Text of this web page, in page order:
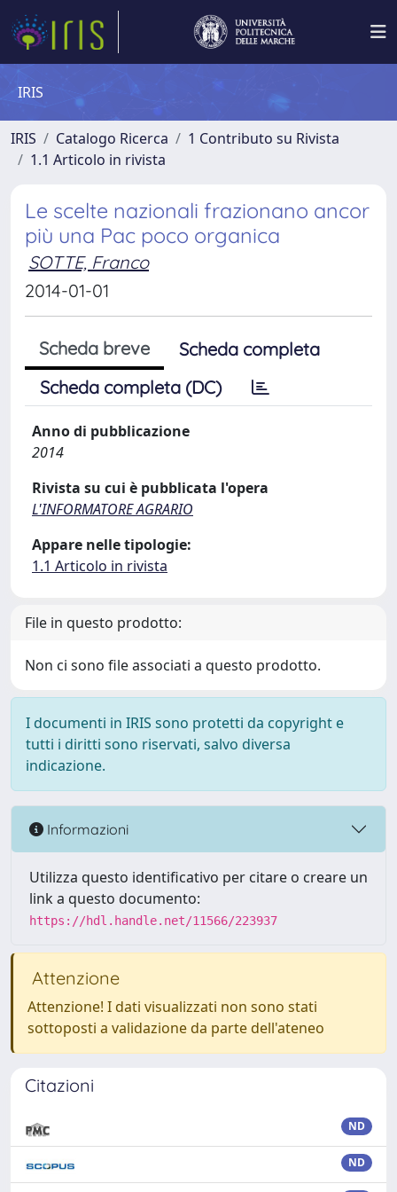
IRIS
IRIS Catalogo Ricerca
1 Contributo su Rivista
1.1 Articolo in rivista
Le scelte nazionali frazionano ancor
più una Pac poco organica
SOTTE, Franco
2014-01-01
Scheda breve
Scheda completa
Scheda completa (DC)
Anno di pubblicazione
2014
Rivista su cui è pubblicata l'opera
L'INFORMATORE AGRARIO
Appare nelle tipologie:
1.1 Articolo in rivista
File in questo prodotto:
Non ci sono file associati a questo prodotto.
I documenti in IRIS sono protetti da copyright e
tutti i diritti sono riservati, salvo diversa
indicazione.
Informazioni
Utilizza questo identificativo per citare o creare un
link a questo documento:
https://hdl.handle.net/11566/223937
Attenzione
Attenzione! I dati visualizzati non sono stati
sottoposti a validazione da parte dell'ateneo
Citazioni
ND
ND